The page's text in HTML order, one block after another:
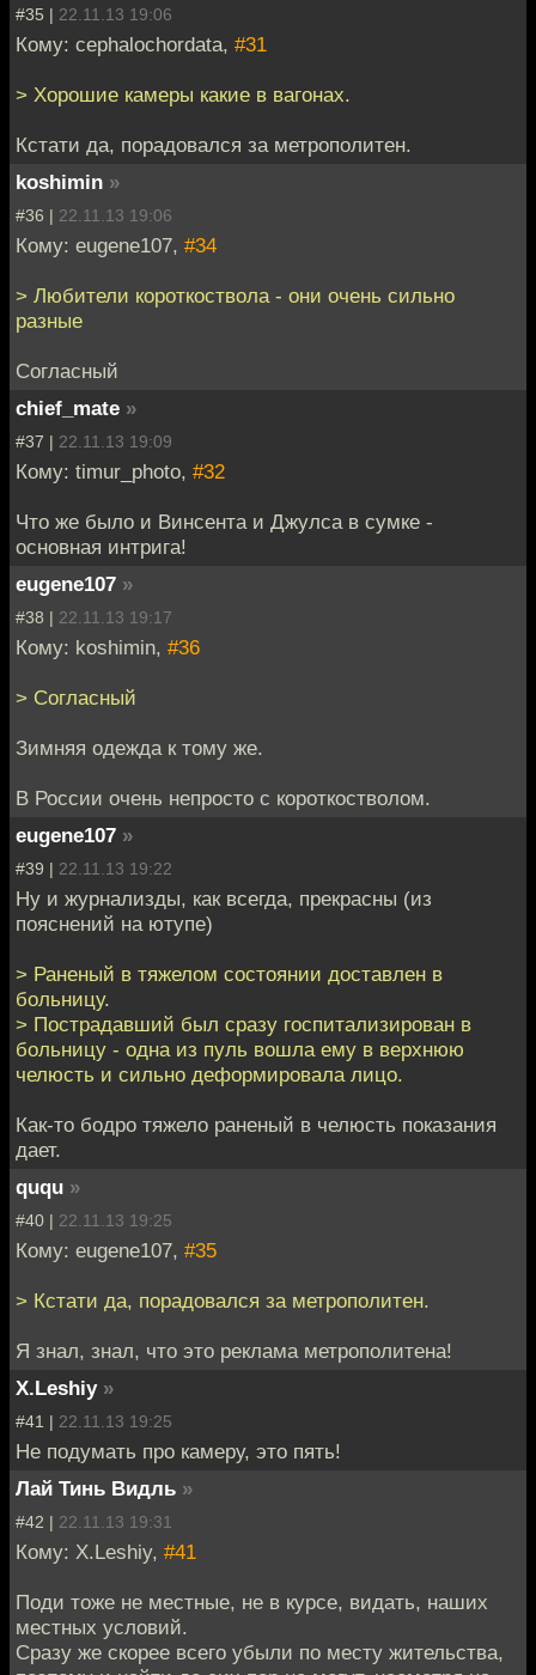
#35 | 22.11.13 19:06
Кому: cephalochordata, #31
> Хорошие камеры какие в вагонах.
Кстати да, порадовался за метрополитен.
koshimin »
#36 | 22.11.13 19:06
Кому: eugene107, #34
> Любители короткоствола - они очень сильно
разные
Согласный
chief_mate »
#37 | 22.11.13 19:09
Кому: timur_photo, #32
Что же было и Винсента и Джулса в сумке -
основная интрига!
eugene107 »
#38 | 22.11.13 19:17
Кому: koshimin, #36
> Согласный
Зимняя одежда к тому же.
В России очень непросто с короткостволом.
eugene107 »
#39 | 22.11.13 19:22
Ну и журнализды, как всегда, прекрасны (из
пояснений на ютупе)
> Раненый в тяжелом состоянии доставлен в
больницу.
> Пострадавший был сразу госпитализирован в
больницу - одна из пуль вошла ему в верхнюю
челюсть и сильно деформировала лицо.
Как-то бодро тяжело раненый в челюсть показания
дает.
ququ »
#40 | 22.11.13 19:25
Кому: eugene107, #35
> Кстати да, порадовался за метрополитен.
Я знал, знал, что это реклама метрополитена!
X.Leshiy »
#41 | 22.11.13 19:25
Не подумать про камеру, это пять!
Лай Тинь Видль »
#42 | 22.11.13 19:31
Кому: X.Leshiy, #41
Поди тоже не местные, не в курсе, видать, наших
местных условий.
Сразу же скорее всего убыли по месту жительства,